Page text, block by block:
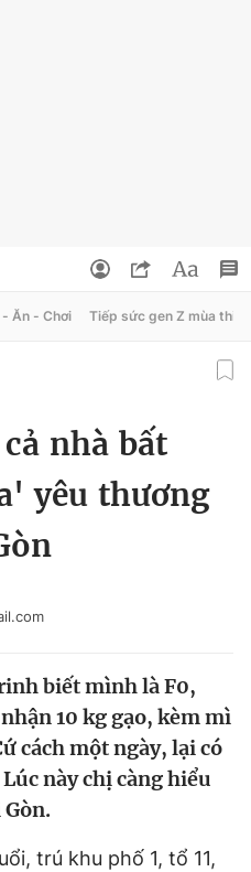
Magazine
- Ăn - Chơi Tiếp sức gen Z mùa thi
nhà bất
yêu thương
biết mình là F0,
10 kg gạo, kèm mì
cách một ngày, lại có
này chị càng hiểu
trú khu phố 1, tổ 11,